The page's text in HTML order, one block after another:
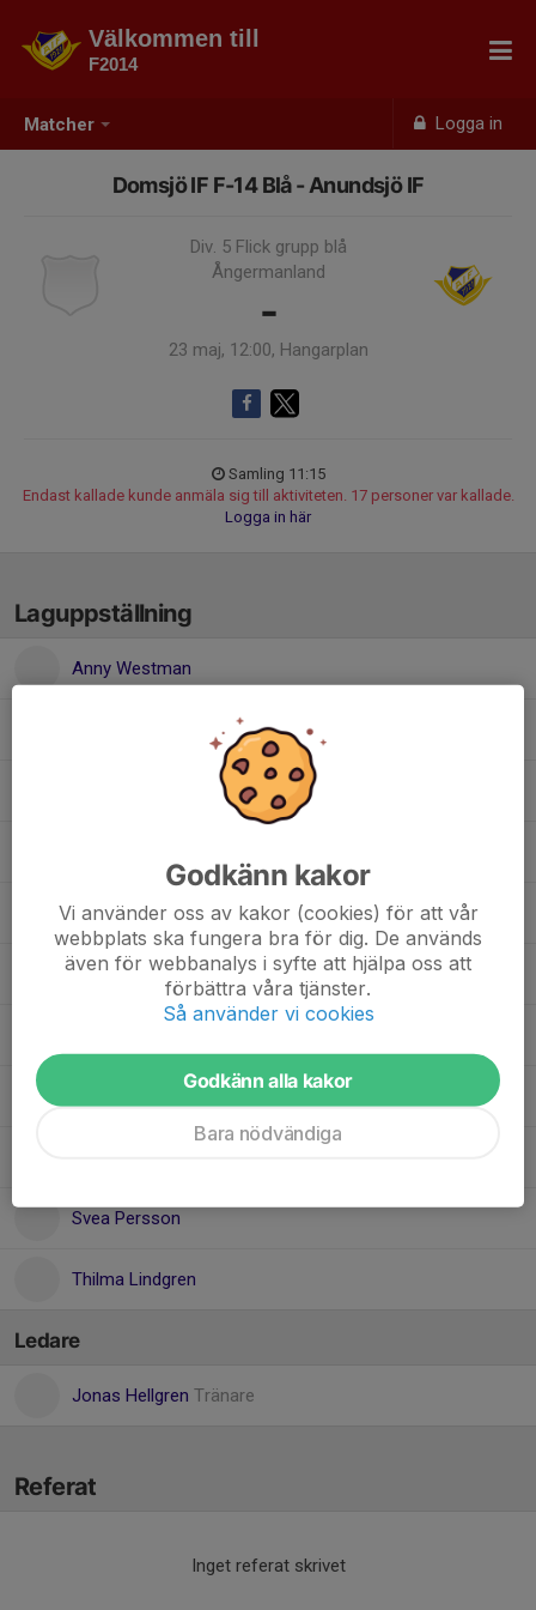
Matcher Logga in
Välkommen till
F2014
Domsjö IF F-14 Blå - Anundsjö IF
Div. 5 Flick grupp blå
Ångermanland
-
23 maj, 12:00, Hangarplan
Samling 11:15
Endast kallade kunde anmäla sig till aktiviteten. 17 personer var kallade.
Logga in här
Laguppställning
Anny Westman
Emma-Li Westerlund
Lilly Stoltz
Lily Lunnegren Salander
Svea Persson
Thilma Lindgren
Ledare
Jonas Hellgren Tränare
Referat
Inget referat skrivet
Godkänn kakor
Vi använder oss av kakor (cookies) för att vår
webbplats ska fungera bra för dig. De används
även för webbanalys i syfte att hjälpa oss att
förbättra våra tjänster.
Så använder vi cookies
Godkänn alla kakor
Bara nödvändiga